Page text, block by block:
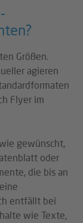
Größen.
agieren
Flyer im
gewünscht,
oder
die bis an
entfällt bei
wie Texte,